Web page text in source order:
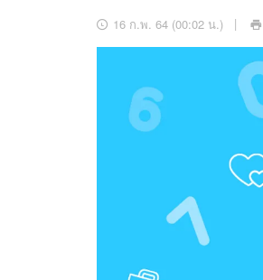
สงวนลิขสิทธิ์ ©2569 บริษัท อิมเมจ ฟิ
16 ก.พ. 64 (00:02 น.)